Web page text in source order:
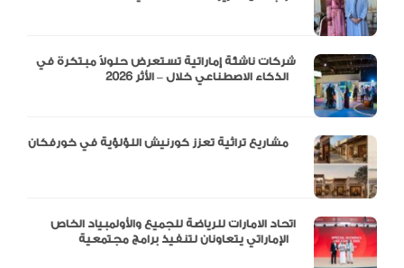
شركات ناشئة إماراتية تستعرض حلولاً مبتكرة في
اتحاد الامارات للرياضة للجميع والأولمبياد الخاص